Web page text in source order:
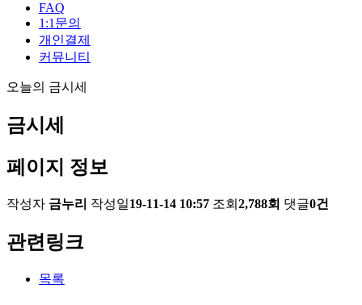
FAQ
1:1문의
개인결제
커뮤니티
오늘의 금시세
금시세
페이지 정보
작성자 금누리 작성일19-11-14 10:57 조회 2,788회 댓글0건
관련링크
목록